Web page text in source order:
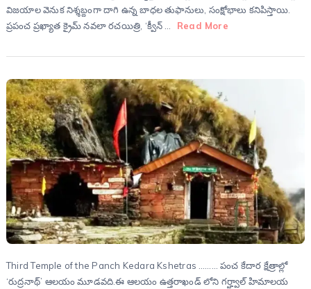
విజయాల వెనుక నిశ్శబ్దంగా దాగి ఉన్న బాధల తుఫానులు, సంక్షోభాలు కనిపిస్తాయి.
ప్రపంచ ప్రఖ్యాత క్రైమ్ నవలా రచయిత్రి, ‘క్వీన్ …
Read More
Third Temple of the Panch Kedara Kshetras ……… పంచ కేదార క్షేత్రాల్లో
‘రుద్రనాథ్’ ఆలయం మూడవది.ఈ ఆలయం ఉత్తరాఖండ్ లోని గర్హ్వాల్ హిమాలయ